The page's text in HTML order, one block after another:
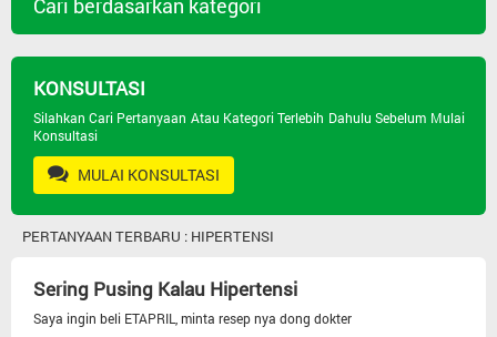
Semua Pertanyaan
Jenis Obat
Psikiatri
Masalah Kulit
Seks Dan Andrologi
KONSULTASI
Silahkan Cari Pertanyaan Atau Kategori Terlebih Dahulu Sebelum Mulai
Konsultasi
MULAI KONSULTASI
PERTANYAAN TERBARU : HIPERTENSI
Sering Pusing Kalau Hipertensi
Saya ingin beli ETAPRIL, minta resep nya dong dokter